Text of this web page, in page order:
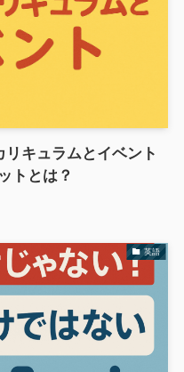
キュラムとイベント
トとは？
英語